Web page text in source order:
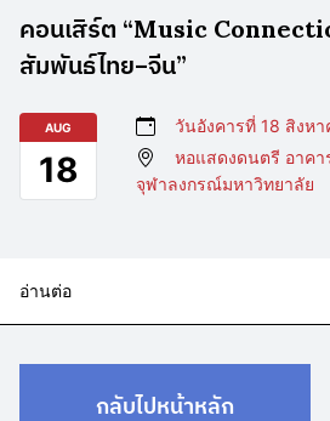
คอนเสิร์ต “Music
สัมพันธ์ไทย–จีน”
AUG
18
วันอังคารที่ 18 สิงห
หอแสดงดนตรี อาค
จุฬาลงกรณ์มหาวิทยาลัย
อ่านต่อ
กลับไปหน้าหลัก